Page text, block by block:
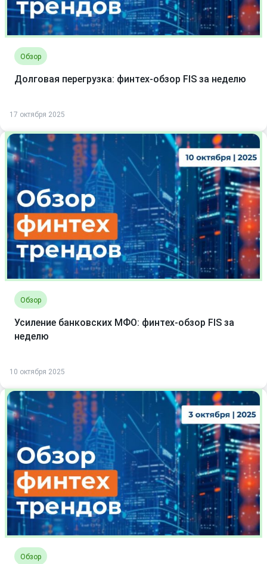
Обзор
Долговая перегрузка: финтех-обзор FIS за неделю
17 октября 2025
Обзор
Усиление банковских МФО: финтех-обзор FIS за
неделю
10 октября 2025
Обзор